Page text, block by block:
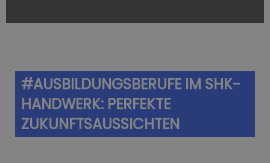
#AUSBILDUNGSBERUFE IM SHK-
HANDWERK: PERFEKTE
ZUKUNFTSAUSSICHTEN